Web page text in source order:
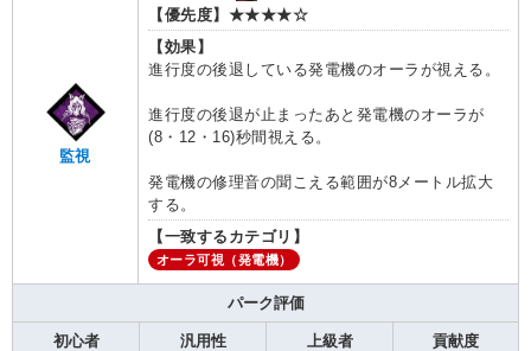
監視
【優先度】 ★★★★☆
【効果】
進行度の後退している発電機のオーラが視える。
進行度の後退が止まったあと発電機のオーラが
(8・12・16)秒間視える。
発電機の修理音の聞こえる範囲が8メートル拡大
する。
【一致するカテゴリ】
オーラ可視（発電機）
パーク評価
初心者 汎用性 上級者 貢献度